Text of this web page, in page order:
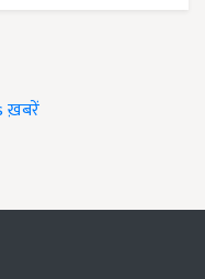
ख़बरें